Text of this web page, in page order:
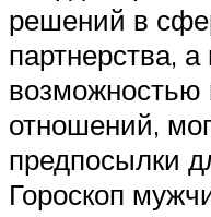
решений в
партнерства,
возможностью
отношений,
предпосылки
Гороскоп